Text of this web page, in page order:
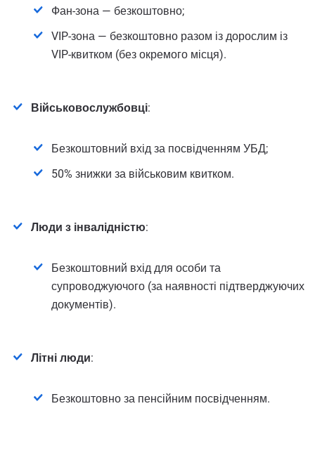
Фан-зона — безкоштовно;
VIP-зона — безкоштовно разом із дорослим із
VIP-квитком (без окремого місця).
Військовослужбовці:
Безкоштовний вхід за посвідченням УБД;
50% знижки за військовим квитком.
Люди з інвалідністю:
Безкоштовний вхід для особи та
супроводжуючого (за наявності підтверджуючих
документів).
Літні люди:
Безкоштовно за пенсійним посвідченням.